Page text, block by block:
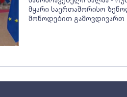
მყარი საერთაშორისო
მოწოდებით გამოვდივართ